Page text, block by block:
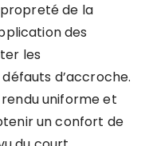
de la
des
les
d’accroche.
uniforme et
un confort de